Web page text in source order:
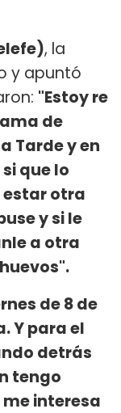
, la
y apuntó
"Estoy re
de
Tarde y en
que lo
estar otra
y si le
a otra
de 8 de
Y para el
detrás
tengo
interesa